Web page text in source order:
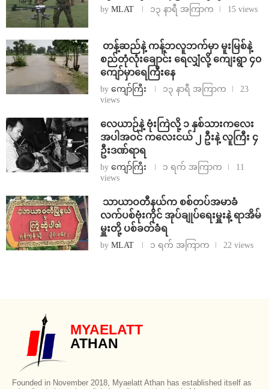
by MLAT ၁၃ နာရီ အကြာက 15 views
⁩ ⁨တန့်ဆည်နဲ့ ကန့်ဘလူဘက်မှာ မူးမြစ်နဲ့
စည်တုံလုံးချောင်း ရေလျှံလို့ ကျေးရွာ ၄၀
ကျော်မှာရေကြီးနေ
by ကျော်ကြီး ၁၃ နာရီ အကြာက
23
views
⁨လေယာဉ်နဲ့ ဗုံးကြဲလို့ ၁ နှစ်သားကလေး
အပါအဝင် ကလေးငယ် ၂ ဦးနဲ့ လူကြီး ၄
ဦးဒဏ်ရာရ
by ကျော်ကြီး ၁ ရက် အကြာက
11
views
⁩ ⁨သာယာဝတီနယ်က စစ်တပ်အမာခံ
လက်ပစ်ဗုံးကိုင် အုပ်ချုပ်ရေးမှူးနဲ့ ရာအိမ်
မှူးတို့ ပစ်ခတ်ခံရ
by MLAT ၁ ရက် အကြာက 22 views
MYAELATT
ATHAN
Founded in November 2018, Myaelatt Athan has established itself as